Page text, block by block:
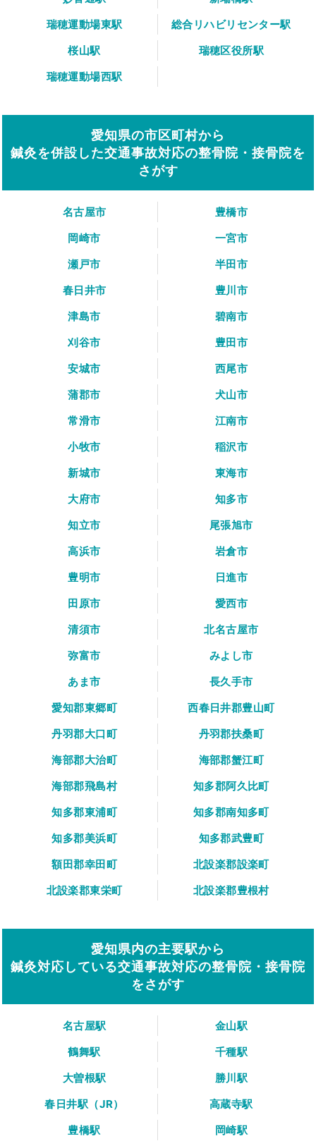
瑞穂運動場東駅
総合リハビリセンター駅
桜山駅
瑞穂区役所駅
瑞穂運動場西駅
愛知県の市区町村から
鍼灸を併設した交通事故対応の整骨院・接骨院を
さがす
名古屋市
豊橋市
岡崎市
一宮市
瀬戸市
半田市
春日井市
豊川市
津島市
碧南市
刈谷市
豊田市
安城市
西尾市
蒲郡市
犬山市
常滑市
江南市
小牧市
稲沢市
新城市
東海市
大府市
知多市
知立市
尾張旭市
高浜市
岩倉市
豊明市
日進市
田原市
愛西市
清須市
北名古屋市
弥富市
みよし市
あま市
長久手市
愛知郡東郷町
西春日井郡豊山町
丹羽郡大口町
丹羽郡扶桑町
海部郡大治町
海部郡蟹江町
海部郡飛島村
知多郡阿久比町
知多郡東浦町
知多郡南知多町
知多郡美浜町
知多郡武豊町
額田郡幸田町
北設楽郡設楽町
北設楽郡東栄町
北設楽郡豊根村
愛知県内の主要駅から
鍼灸対応している交通事故対応の整骨院・接骨院
をさがす
名古屋駅
金山駅
鶴舞駅
千種駅
大曽根駅
勝川駅
春日井駅（JR）
高蔵寺駅
豊橋駅
岡崎駅